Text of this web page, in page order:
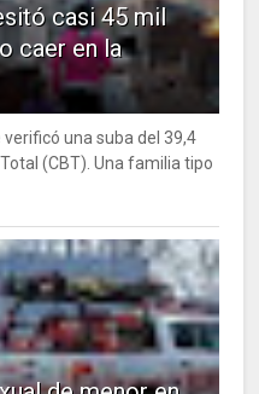
casi 45 mil
caer en la
una suba del 39,4
(CBT). Una familia tipo